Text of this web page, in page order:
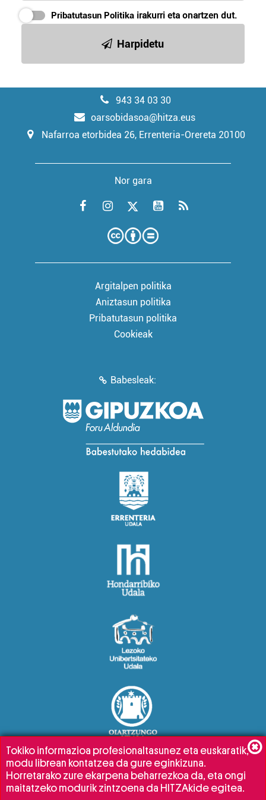
Pribatutasun Politika irakurri eta onartzen dut.
Harpidetu
943 34 03 30
oarsobidasoa@hitza.eus
Nafarroa etorbidea 26, Errenteria-Orereta 20100
Nor gara
Argitalpen politika
Aniztasun politika
Pribatutasun politika
Cookieak
Babesleak:
Tokiko informazioa profesionaltasunez eta euskaratik,
modu librean kontatzea da gure eginkizuna.
Horretarako zure ekarpena beharrezkoa da, eta ongi
maitatzeko modurik zintzoena da HITZAkide egitea.